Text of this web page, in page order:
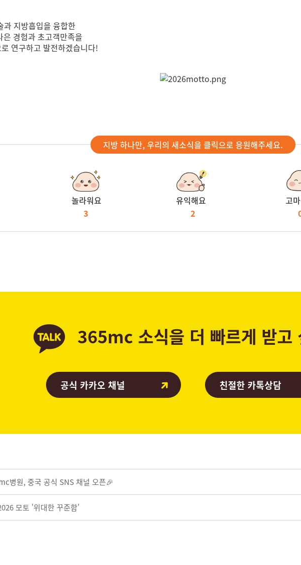
지방흡입을 융합한
은 경험과 초고객만족을
연구하고 발전하겠습니다!
지방 하나만, 우리의 새소식을 클릭으로 응원해주세요.
놀라워요
3
유익해요
2
고
365mc 소식을 더 빠르게 받고
공식 카카오 채널 친절한 카톡상담
병원, 중국 공식 SNS 채널 오픈🎉
모토 '위대한 꾸준함'